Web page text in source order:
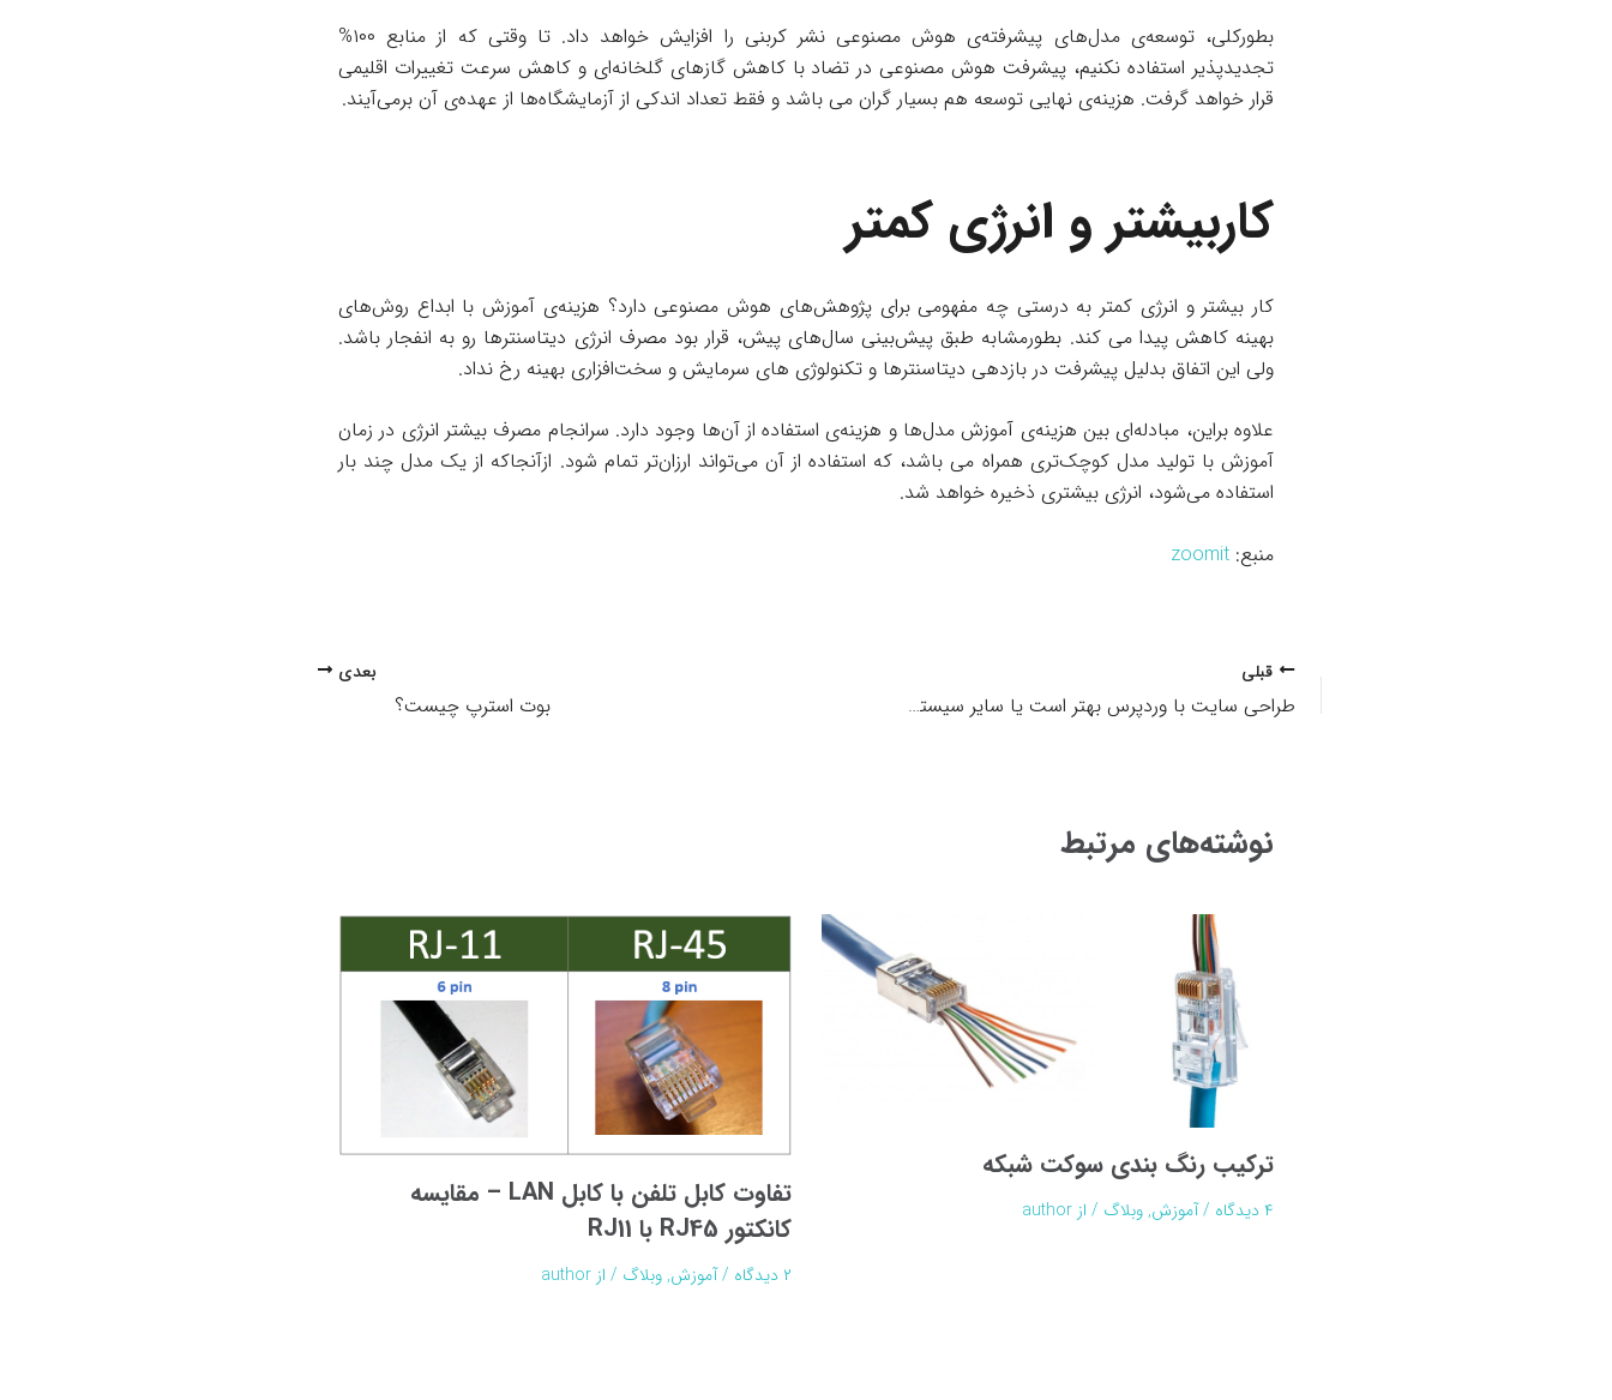
بطور‌کلی، توسعه‌ی مدل‌های پیشرفته‌ی هوش مصنوعی نشر کربنی را افزایش خواهد داد. تا وقتی که از منابع ۱۰۰%
تجدیدپذیر استفاده نکنیم، پیشرفت هوش مصنوعی در تضاد با کاهش گازهای گلخانه‌ای و کاهش سرعت تغییرات اقلیمی
قرار خواهد گرفت. هزینه‌ی نهایی توسعه هم بسیار گران می باشد و فقط تعداد اندکی از آزمایشگاه‌ها از عهده‌ی آن برمی‌‌آیند.
کاربیشتر و انرژی کمتر
کار بیشتر و انرژی کمتر به درستی چه مفهومی برای پژوهش‌های هوش مصنوعی دارد؟ هزینه‌ی آموزش با ابداع روش‌های
بهینه کاهش پیدا می کند. بطور‌مشابه طبق پیش‌‌بینی سال‌های پیش، قرار بود مصرف انرژی دیتاسنترها رو به انفجار باشد.
ولی این اتفاق بدلیل پیشرفت در بازدهی دیتاسنترها و تکنولوژی های سرمایش و سخت‌افزاری بهینه رخ نداد.
علاوه براین، مبادله‌ای بین هزینه‌ی آموزش مدل‌ها و هزینه‌ی استفاده از آن‌ها وجود دارد. سرانجام مصرف بیشتر انرژی در زمان
آموزش با تولید مدل کوچک‌تری همراه می باشد، که استفاده از آن می‌تواند ارزان‌تر تمام شود. از‌آنجا‌که از یک مدل چند بار
استفاده می‌شود، انرژی بیشتری ذخیره خواهد شد.
منبع: zoomit
پیمایش
نوشته
قبلی
طراحی سایت با وردپرس بهتر است یا سایر سیستم‌ها؟
بعدی
بوت استرپ چیست؟
نوشته‌های مرتبط
ترکیب رنگ بندی سوکت شبکه
۴ دیدگاه /آموزش,وبلاگ / از author
تفاوت کابل تلفن با کابل LAN – مقایسه
کانکتور RJ45 با RJ11
۲ دیدگاه /آموزش,وبلاگ / از author